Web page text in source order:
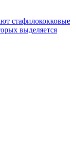
стафилококковые
выделяется